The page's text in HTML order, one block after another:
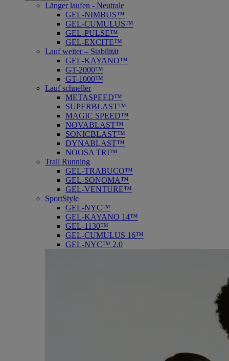
Länger laufen - Neutrale
GEL-NIMBUS™
GEL-CUMULUS™
GEL-PULSE™
GEL-EXCITE™
Lauf weiter – Stabilität
GEL-KAYANO™
GT-2000™
GT-1000™
Lauf schneller
METASPEED™
SUPERBLAST™
MAGIC SPEED™
NOVABLAST™
SONICBLAST™
DYNABLAST™
NOOSA TRI™
Trail Running
GEL-TRABUCO™
GEL-SONOMA™
GEL-VENTURE™
SportStyle
GEL-NYC™
GEL-KAYANO 14™
GEL-1130™
GEL-CUMULUS 16™
GEL-NYC™ 2.0